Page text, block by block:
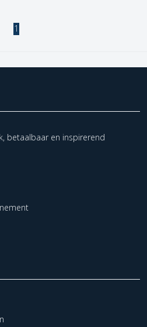
1
betaalbaar en inspirerend